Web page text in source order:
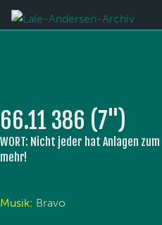
66.11 386 (7'')
WORT: Nicht jeder hat Anlagen
mehr!
Musik: Bravo